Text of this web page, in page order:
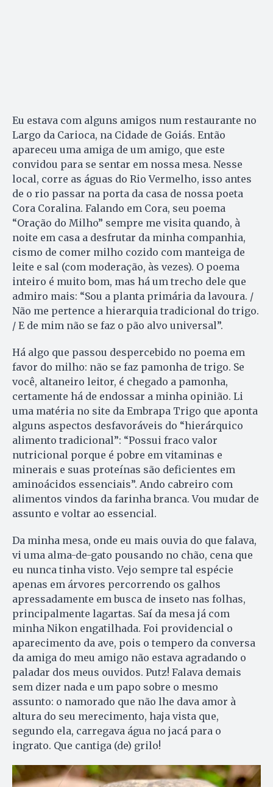
Eu estava com alguns amigos num restaurante no
Largo da Carioca, na Cidade de Goiás. Então
apareceu uma amiga de um amigo, que este
convidou para se sentar em nossa mesa. Nesse
local, corre as águas do Rio Vermelho, isso antes
de o rio passar na porta da casa de nossa poeta
Cora Coralina. Falando em Cora, seu poema
“Oração do Milho” sempre me visita quando, à
noite em casa a desfrutar da minha companhia,
cismo de comer milho cozido com manteiga de
leite e sal (com moderação, às vezes). O poema
inteiro é muito bom, mas há um trecho dele que
admiro mais: “Sou a planta primária da lavoura. /
Não me pertence a hierarquia tradicional do trigo.
/ E de mim não se faz o pão alvo universal”.
Há algo que passou despercebido no poema em
favor do milho: não se faz pamonha de trigo. Se
você, altaneiro leitor, é chegado a pamonha,
certamente há de endossar a minha opinião. Li
uma matéria no site da Embrapa Trigo que aponta
alguns aspectos desfavoráveis do “hierárquico
alimento tradicional”: “Possui fraco valor
nutricional porque é pobre em vitaminas e
minerais e suas proteínas são deficientes em
aminoácidos essenciais”. Ando cabreiro com
alimentos vindos da farinha branca. Vou mudar de
assunto e voltar ao essencial.
Da minha mesa, onde eu mais ouvia do que falava,
vi uma alma-de-gato pousando no chão, cena que
eu nunca tinha visto. Vejo sempre tal espécie
apenas em árvores percorrendo os galhos
apressadamente em busca de inseto nas folhas,
principalmente lagartas. Saí da mesa já com
minha Nikon engatilhada. Foi providencial o
aparecimento da ave, pois o tempero da conversa
da amiga do meu amigo não estava agradando o
paladar dos meus ouvidos. Putz! Falava demais
sem dizer nada e um papo sobre o mesmo
assunto: o namorado que não lhe dava amor à
altura do seu merecimento, haja vista que,
segundo ela, carregava água no jacá para o
ingrato. Que cantiga (de) grilo!